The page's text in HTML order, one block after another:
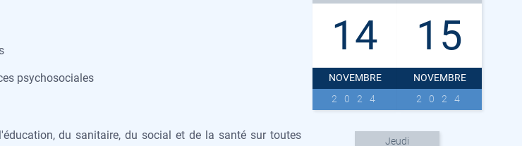
psychosociales
du sanitaire, du social et de la santé sur toutes
14
NOVEMBRE
2024
15
NOVEMBRE
2024
Jeudi